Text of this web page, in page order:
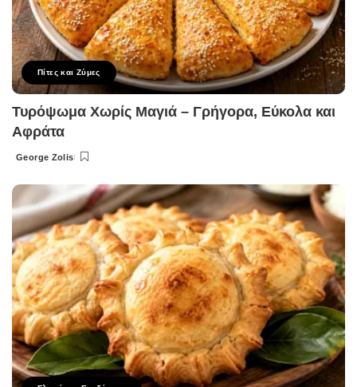
Πίτες και Ζύμες
Τυρόψωμα Χωρίς Μαγιά – Γρήγορα, Εύκολα και
Αφράτα
Posted
George Zolis